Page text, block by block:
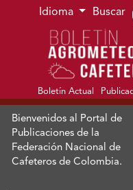
Ir al menú de
Ir al contenido principal
Ir al pie de página del
Idioma Buscar
Boletín Actual
Bienvenidos al Portal de
Publicaciones de la
Federación Nacional de
Cafeteros de Colombia.